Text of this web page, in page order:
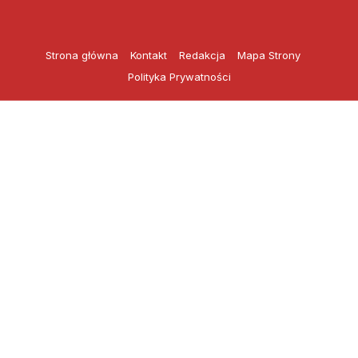
Strona główna Kontakt Redakcja
Mapa Strony
Polityka Prywatności